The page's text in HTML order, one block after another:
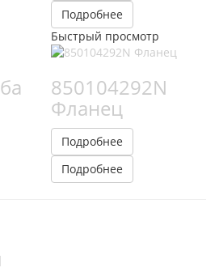
Подробнее
Быстрый просмотр
850104292N
Фланец
Подробнее
Подробнее